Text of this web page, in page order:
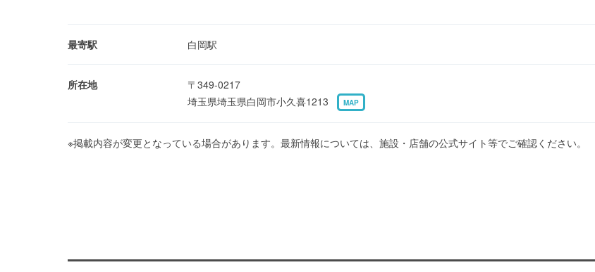
最寄駅 白岡駅
所在地
〒349-0217
埼玉県埼玉県白岡市小久喜1213
MAP
※掲載内容が変更となっている場合があります。最新情報については、施設・店舗の公式サイト等でご確認ください。